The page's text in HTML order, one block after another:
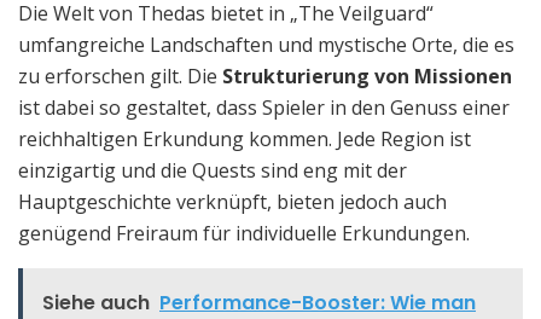
Die Welt von Thedas bietet in „The Veilguard“
umfangreiche Landschaften und mystische Orte, die es
zu erforschen gilt. Die Strukturierung von Missionen
ist dabei so gestaltet, dass Spieler in den Genuss einer
reichhaltigen Erkundung kommen. Jede Region ist
einzigartig und die Quests sind eng mit der
Hauptgeschichte verknüpft, bieten jedoch auch
genügend Freiraum für individuelle Erkundungen.
Siehe auch Performance-Booster: Wie man